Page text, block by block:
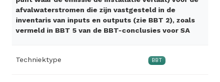
afvalwaterstromen die zijn vastgesteld in de
inventaris van inputs en outputs (zie BBT 2), zoals
vermeld in BBT 5 van de BBT-conclusies voor SA
Techniektype BBT